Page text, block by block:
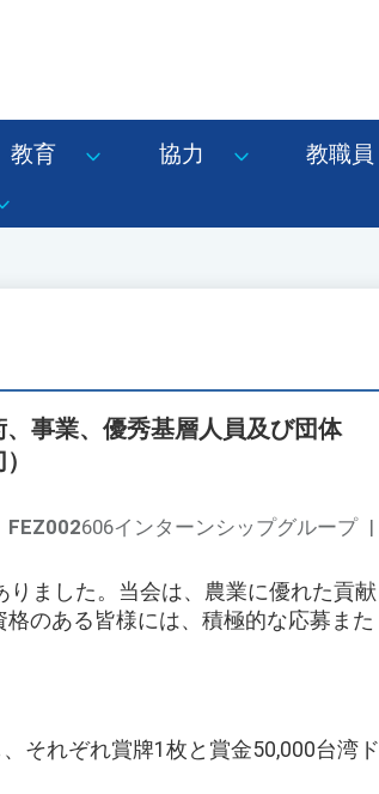
教育 協力 教職員
事業、優秀基層人員及び団体
FEZ002606インターンシップグループ |
ました。当会は、農業に優れた貢献
のある皆様には、積極的な応募また
それぞれ賞牌1枚と賞金50,000台湾ド